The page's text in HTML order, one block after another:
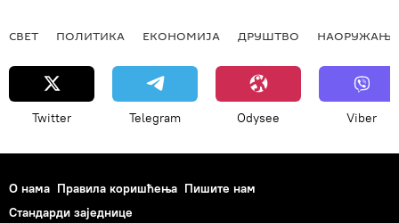
СВЕТ ПОЛИТИКА ЕКОНОМИЈА ДРУШТВО НАОРУЖАЊЕ
Twitter Telegram Odysee Viber
О нама Правила коришћења Пишите нам
Стандарди заједнице